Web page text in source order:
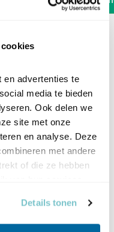
en advertenties te
media te bieden
Ook delen we
site met onze
en analyse. Deze
met andere
of die ze hebben
Details tonen